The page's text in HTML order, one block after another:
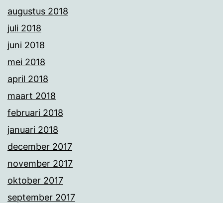
augustus 2018
juli 2018
juni 2018
mei 2018
april 2018
maart 2018
februari 2018
januari 2018
december 2017
november 2017
oktober 2017
september 2017